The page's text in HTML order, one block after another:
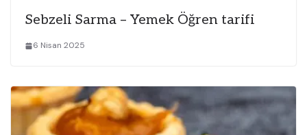
Sebzeli Sarma – Yemek Öğren tarifi
6 Nisan 2025